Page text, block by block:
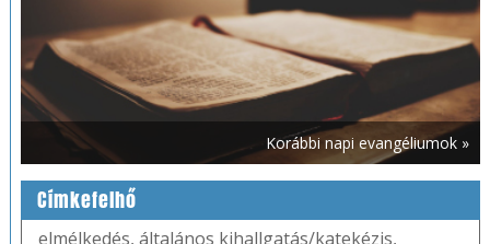
Korábbi napi evangéliumok »
Címkefelhő
elmélkedés, általános kihallgatás/katekézis,